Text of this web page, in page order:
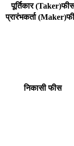
पूर्तिकार
प्रारंभकर्ता
निकासी फीस